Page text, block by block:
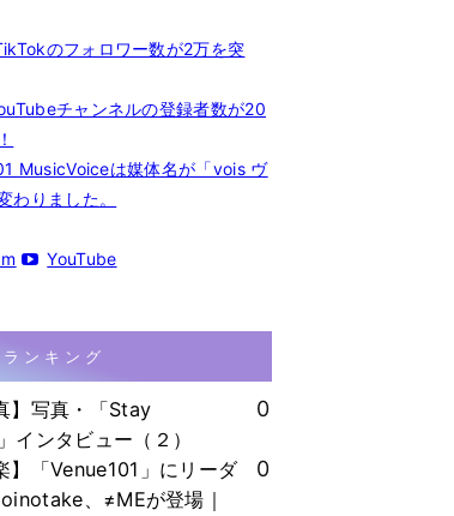
のフォロワー数が2万を突
チャンネルの登録者数が20
は媒体名が「vois ヴ
わりました。
YouTube
ンキング
】写真・「Stay
インタビュー（２）
0
】「Venue101」にリーダ
、≠MEが登場｜
0